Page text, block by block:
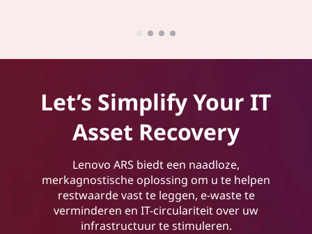
Let’s Simplify Your IT
Asset Recovery
Lenovo ARS biedt een naadloze,
merkagnostische oplossing om u te helpen
restwaarde vast te leggen, e-waste te
verminderen en IT-circulariteit over uw
infrastructuur te stimuleren.